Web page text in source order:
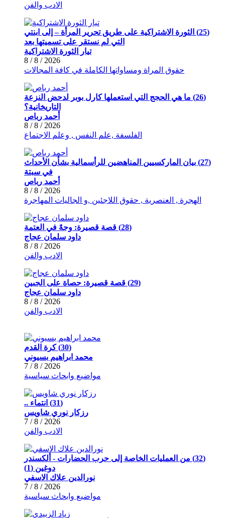
الادب والفن
(25) الثورة الاشتراكية على طريق تحرير المرأة – إلى ابنتي
التي لم نستقر على تسميتها بعد
تيار الثورة الاشتراكية
2026 / 8 / 8
حقوق المراة ومساواتها الكاملة في كافة المجالات
(26) ما هي الحجج التي استعملها كارل بوبر لدحض النزعة
التاريخانية؟
أحمد رباص
2026 / 8 / 8
الفلسفة ,علم النفس , وعلم الاجتماع
(27) بيان الماركسيين المناهضين للرأسمالية بشأن الأحداث
في سبتة
أحمد رباص
2026 / 8 / 8
الهجرة , العنصرية , حقوق اللاجئين ,و الجاليات المهاجرة
(28) قصة قصيرة: وجهٌ في العتمة
داود سلمان عجاج
2026 / 8 / 8
الادب والفن
(29) قصة قصيرة: حصاة على الجبين
داود سلمان عجاج
2026 / 8 / 8
الادب والفن
(30) كرة القدم
محمد ابراهيم بسيوني
2026 / 8 / 7
مواضيع وابحاث سياسية
(31) انتماء ..
رزكار نوري شاويس
2026 / 8 / 7
الادب والفن
(32) من العمليات الخاصة إلى حرب الحضارات - ألكسندر
دوغين (1)
نورالدين علاك الاسفي
2026 / 8 / 7
مواضيع وابحاث سياسية